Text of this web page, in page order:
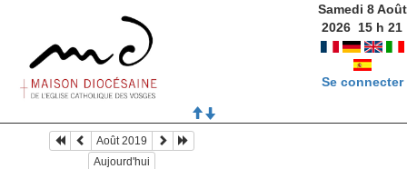
Samedi 8 Août
2026 15 h21
Se connecter
Août 2019
Aujourd'hui